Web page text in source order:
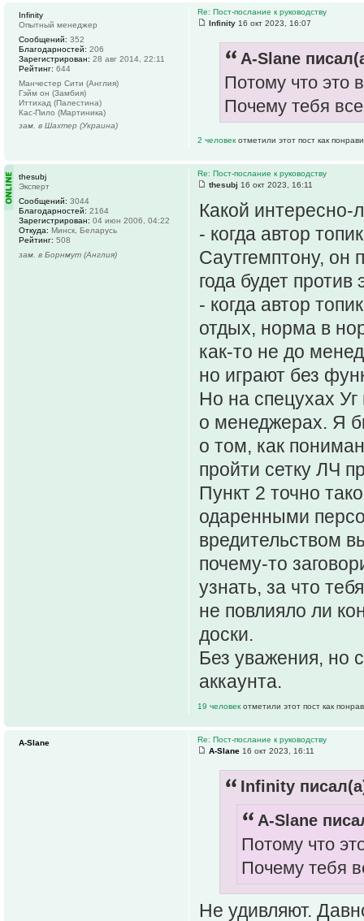
Re: Пост-послание к руководству
Infinity 16 окт 2023, 16:07
A-Slane
Потому что это
Почему тебя
2 человек отметили этот пост как
Infinity
Опытный менеджер
Сообщений: 352
Благодарностей: 206
Зарегистрирован: 28 авг 2014, 22:11
Рейтинг: 644
Манчестер Сити (Англия)
Гэйм он (Замбия)
Иттихад (Палестина)
Кас-Пило (Мартиника)
зам. в Шахтер (Украина)
Re: Пост-послание к руководству
thesubj 16 окт 2023, 16:11
Какой
- когда автор
Саутгемптону, он
года будет против
- когда автор
отдых, норма в
как-то не до
но играют без
Но на спецухах
о менеджерах. Я
о том, как
пройти сетку ЛЧ
Пункт 2 точно
одаренными
вредительством
почему-то
узнать, за что
не повлияло ли
доски.
Без уважения, но
аккаунта.
19 человек отметили этот пост как
thesubj
Эксперт
Сообщений: 3044
Благодарностей: 2164
Зарегистрирован: 04 июн 2006, 04:22
Откуда: Минск, Беларусь
Рейтинг: 508
зам. в Борнмут (Англия)
Re: Пост-послание к руководству
A-Slane 16 окт 2023, 16:11
Infinity
A-Slane
Потому что
Почему тебя
Не удивляют.
A-Slane